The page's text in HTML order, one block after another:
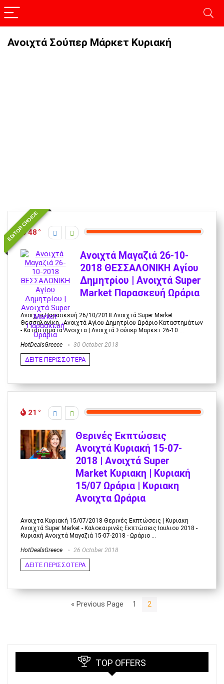
Ανοιχτά Σούπερ Μάρκετ Κυριακή
EDITOR CHOICE
48
Ανοιχτά Μαγαζιά 26-10-
2018 ΘΕΣΣΑΛΟΝΙΚΗ Αγίου
Δημητρίου | Ανοιχτά Super
Market Παρασκευή Ωράρια
Ανοιχτα Παρασκευή 26/10/2018 Ανοιχτά Super Market
Θεσσαλονίκη - Ανοιχτά Αγίου Δημητρίου Ωράριο Καταστημάτων
- Καταστήματα Ανοιχτα | Ανοιχτά Σούπερ Μαρκετ 26-10 ...
HotDealsGreece 30 October 2018
ΔΕΙΤΕ ΠΕΡΙΣΣΟΤΕΡΑ
21
Θερινές Εκπτώσεις
Ανοιχτά Κυριακή 15-07-
2018 | Ανοιχτά Super
Market Κυριακη | Κυριακή
15/07 Ωράρια | Κυριακη
Ανοιχτα Ωράρια
Ανοιχτα Κυριακή 15/07/2018 Θερινές Εκπτώσεις | Κυριακη
Ανοιχτά Super Market - Καλοκαιρινές Εκπτώσεις Ιουλιου 2018 -
Κυριακή Ανοιχτά Μαγαζιά 15-07-2018 - Ωράριο ...
HotDealsGreece 26 October 2018
ΔΕΙΤΕ ΠΕΡΙΣΣΟΤΕΡΑ
« Previous Page 1 2
TOP OFFERS